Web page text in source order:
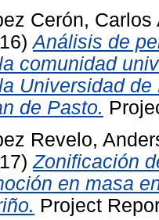
Cerón, Carlos
Análisis de
comunidad
Universidad
de Pasto.
Revelo,
Zonificación
en masa
Project